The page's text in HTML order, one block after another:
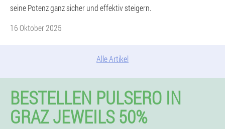
seine Potenz ganz sicher und effektiv steigern.
16 Oktober 2025
Alle Artikel
BESTELLEN PULSERO IN
GRAZ JEWEILS 50%